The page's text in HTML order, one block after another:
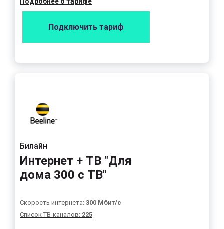
Подключить тариф
Билайн
Интернет + ТВ "Для
дома 300 с ТВ"
Скорость интернета: 300 Мбит/с
Список ТВ-каналов: 225